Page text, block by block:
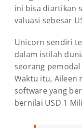
ini bisa diartikan
valuasi sebesar
Unicorn sendiri
dalam istilah
seorang
Waktu itu,
software yang
bernilai USD 1